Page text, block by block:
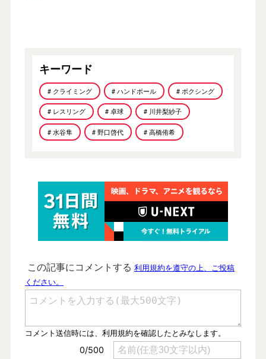
キーワード
# クライミング # ハンドボール # ボクシング
# レスリング # 卓球 # 川井梨紗子
# 水谷隼 # 野口啓代 # 高橋侑希